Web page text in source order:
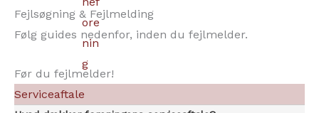
Fejlsøgning & Fejlmelding
Følg guides nedenfor, inden du fejlmelder.
Før du fejlmelder!
Serviceaftale